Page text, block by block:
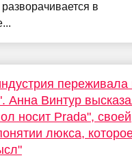
в
переживала
Анна Винтур
носит Prada", своей
люкса,